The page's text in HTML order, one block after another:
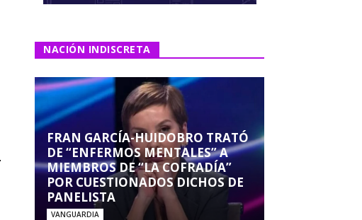
NACIÓN INDISCRETA
FRAN GARCÍA-HUIDOBRO TRATÓ
DE “ENFERMOS MENTALES” A
MIEMBROS DE “LA COFRADÍA”
POR CUESTIONADOS DICHOS DE
PANELISTA
VANGUARDIA